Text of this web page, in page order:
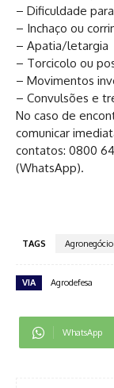
– Dificuldade
– Inchaço ou
– Apatia/letargia
– Torcicolo ou
– Movimentos
– Convulsões e
No caso de
comunicar
contatos: 0800
(WhatsApp).
TAGS Agronegócio
VIA Agrodefesa
WhatsApp